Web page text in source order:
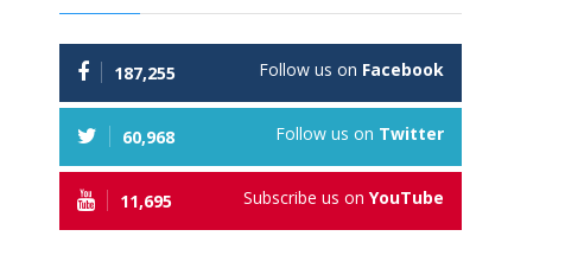
187,255 Follow us on Facebook
60,968 Follow us on Twitter
11,695 Subscribe us on YouTube